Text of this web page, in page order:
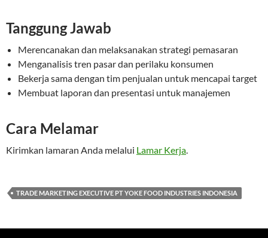
Tanggung Jawab
Merencanakan dan melaksanakan strategi pemasaran
Menganalisis tren pasar dan perilaku konsumen
Bekerja sama dengan tim penjualan untuk mencapai target
Membuat laporan dan presentasi untuk manajemen
Cara Melamar
Kirimkan lamaran Anda melalui Lamar Kerja.
TRADE MARKETING EXECUTIVE PT YOKE FOOD INDUSTRIES INDONESIA